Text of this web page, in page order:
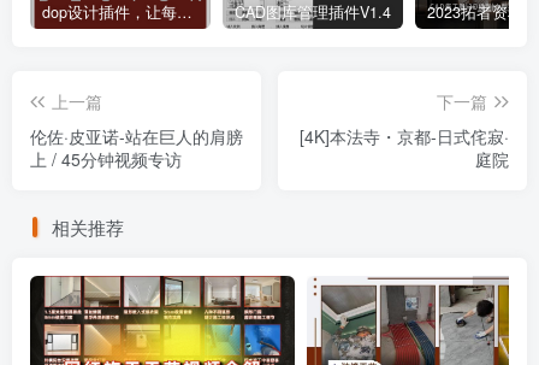
dop设计插件，让每个设计师都能享受到CAD制图的乐趣 CAD图库管理插件V1.4
上一篇
伦佐·皮亚诺-站在巨人的肩膀
上 / 45分钟视频专访
下一篇
[4K]本法寺・京都-日式侘寂·
庭院
相关推荐